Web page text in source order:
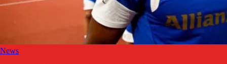
News